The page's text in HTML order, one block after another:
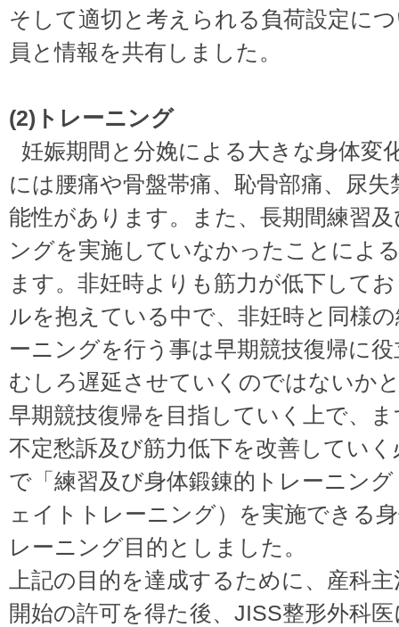
そして適切と考えられる負荷設定に
員と情報を共有しました。
(2)トレーニング
妊娠期間と分娩による大きな身体変
には腰痛や骨盤帯痛、恥骨部痛、尿
能性があります。また、長期間練習
ングを実施していなかったことによ
ます。非妊時よりも筋力が低下して
ルを抱えている中で、非妊時と同様
ーニングを行う事は早期競技復帰に
むしろ遅延させていくのではないか
早期競技復帰を目指していく上で、
不定愁訴及び筋力低下を改善してい
で「練習及び身体鍛錬的トレーニン
ェイトトレーニング）を実施できる
レーニング目的としました。
上記の目的を達成するために、産科
開始の許可を得た後、JISS整形外科